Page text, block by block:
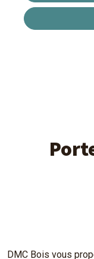
DMC Bois vous